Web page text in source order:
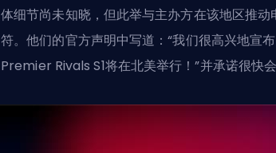
体细节尚未知晓，但此举与主办方在该地区推动
符。他们的官方声明中写道：“我们很高兴地宣
Premier Rivals S1将在北美举行！”并承诺很快会